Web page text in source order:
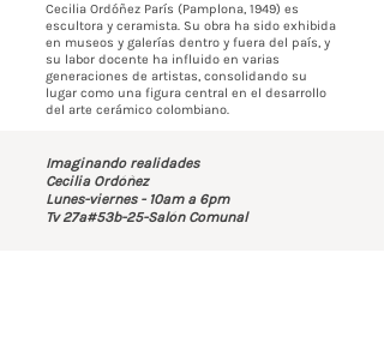
Cecilia Ordóñez París (Pamplona, 1949) es
escultora y ceramista. Su obra ha sido exhibida
en museos y galerías dentro y fuera del país, y
su labor docente ha influido en varias
generaciones de artistas, consolidando su
lugar como una figura central en el desarrollo
del arte cerámico colombiano.
Imaginando realidades
Cecilia Ordóñez
Lunes-viernes - 10am a 6pm
Tv 27a#53b-25-Salón Comunal